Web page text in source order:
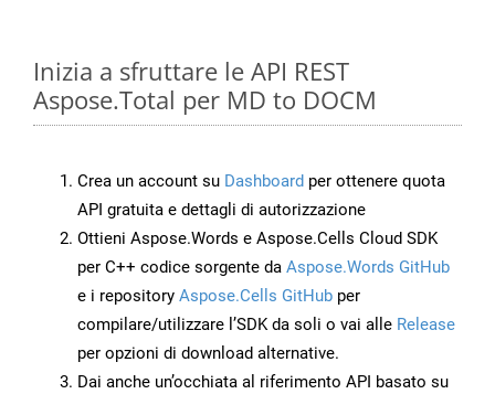
Inizia a sfruttare le API REST
Aspose.Total per MD to DOCM
Crea un account su Dashboard per ottenere quota
API gratuita e dettagli di autorizzazione
Ottieni Aspose.Words e Aspose.Cells Cloud SDK
per C++ codice sorgente da Aspose.Words GitHub
e i repository Aspose.Cells GitHub per
compilare/utilizzare l’SDK da soli o vai alle Release
per opzioni di download alternative.
Dai anche un’occhiata al riferimento API basato su